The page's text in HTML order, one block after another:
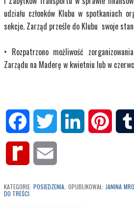
udziału członków Klubu w spotkaniach
sekcje. Zarząd prześle do Klubu swoje
• Rozpatrzono możliwość
Zarządu na Maderę w kwietniu lub w
Facebook Twitter LinkedIn Pinterest
Rediff
KATEGORIE:POSIEDZENIA . OPUBLIKOWAŁ: JANINA
DO TREŚCI